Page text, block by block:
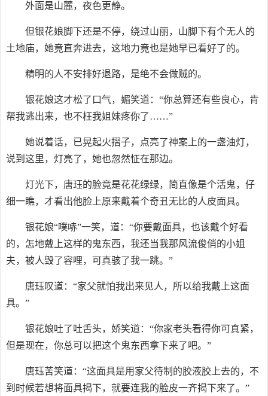
外面是山麓，夜色更静。
但银花娘脚下还是不停，绕过山丽，山脚下有个无人的
土地庙，她竟直奔进去，这地力竟也是她早已看好了的。
精明的人不安排好退路，是绝不会做贼的。
银花娘这才松了口气，媚笑道：“你总算还有些良心，肯
帮我逃出来，也不枉我姐妹疼你了……”
她说着话，已晃起火摺子，点亮了神案上的一盏油灯，
说到这里，灯亮了，她也忽然怔在那边。
灯光下，唐珏的脸竟是花花绿绿，简直像是个活鬼，仔
细一瞧，才看出他脸上原来戴着个奇丑无比的人皮面具。
银花娘“噗哧”一笑，道：“你要戴面具，也该戴个好看
的，怎地戴上这样的鬼东西，我还当我那风流俊俏的小姐
夫，被人毁了容哩，可真骇了我一跳。”
唐珏叹道：“家父就怕我出来见人，所以给我戴上这面
具。”
银花娘吐了吐舌头，娇笑道：“你家老头看得你可真紧，
但是现在，你总可以把这个鬼东西拿下来了吧。”
唐珏苦笑道：“这面具是用家父待制的胶液胶上去的，不
到时候若想将面具揭下，就要连我的脸皮一齐揭下来了。”